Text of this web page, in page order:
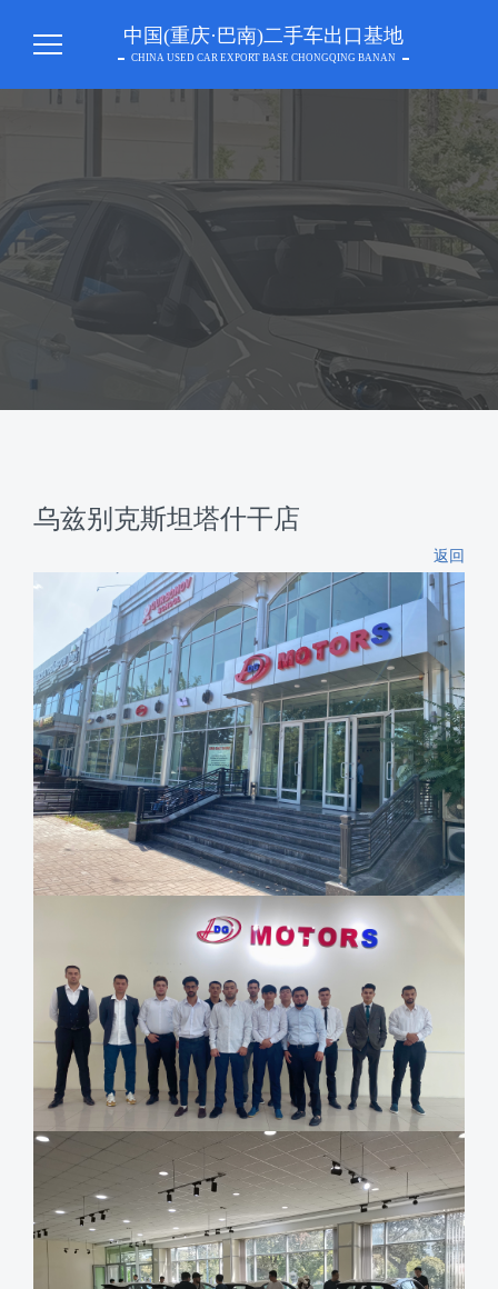
中国(重庆·巴南)二手车出口基地
CHINA USED CAR EXPORT BASE CHONGQING BANAN
乌兹别克斯坦塔什干店
返回